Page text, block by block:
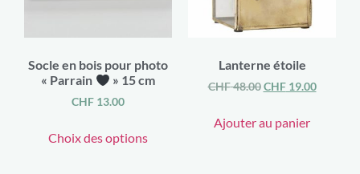
Socle en bois pour photo
« Parrain
» 15 cm
CHF 13.00
Choix des options
Lanterne étoile
CHF48.00 CHF19.00
Ajouter au panier